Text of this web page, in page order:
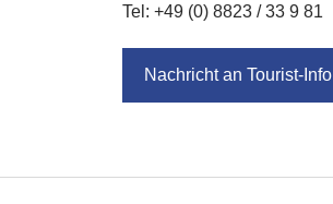
Tel: +49 (0) 8823 / 33 9 81
Nachricht an Tourist-Info